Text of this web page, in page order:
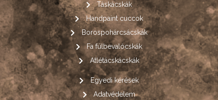
Táskácskák
Handpaint cuccok
Borospohárcsácskák
Fa fülbevalócskák
Atlétácskácskák
Egyedi kérések
Adatvédelem